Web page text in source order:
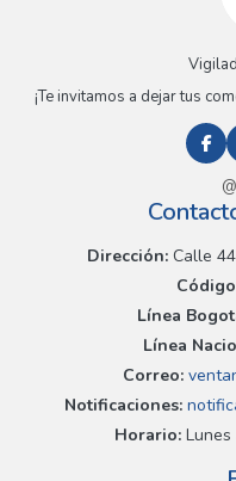
¡Te invitamos a dejar tus
Dirección:Calle 44
Línea
Línea
Correo:
Notificaciones:
Horario:Lunes